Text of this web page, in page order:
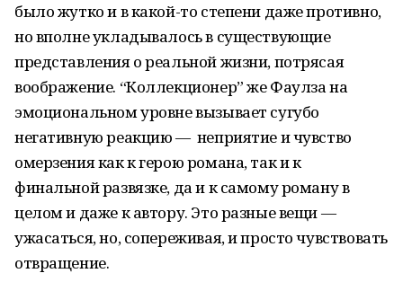
было жутко и в какой-то степени даже противно,
но вполне укладывалось в существующие
представления о реальной жизни, потрясая
воображение. “Коллекционер” же Фаулза на
эмоциональном уровне вызывает сугубо
негативную реакцию — неприятие и чувство
омерзения как к герою романа, так и к
финальной развязке, да и к самому роману в
целом и даже к автору. Это разные вещи —
ужасаться, но, сопереживая, и просто чувствовать
отвращение.